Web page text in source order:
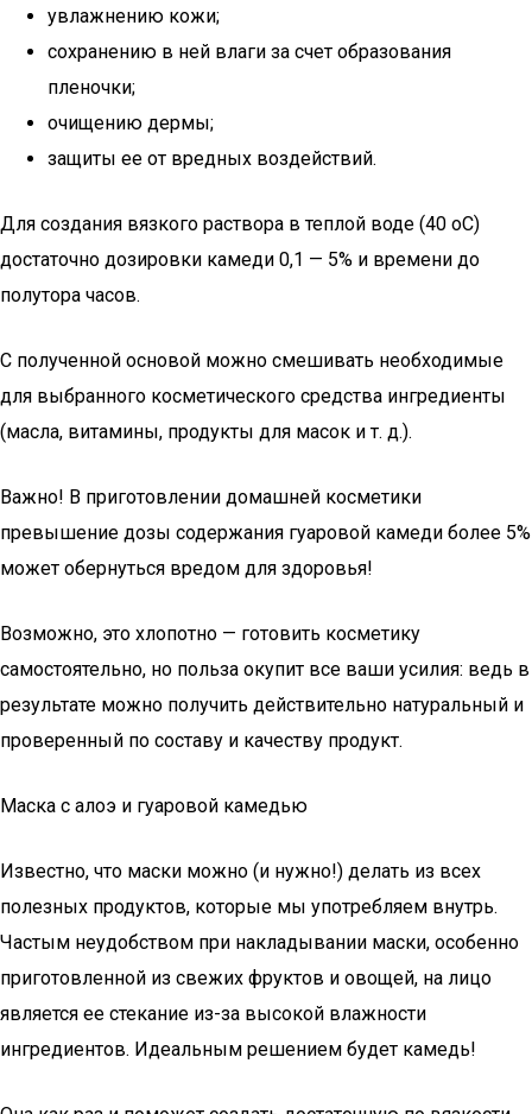
увлажнению кожи;
сохранению в ней влаги за счет образования
пленочки;
очищению дермы;
защиты ее от вредных воздействий.
Для создания вязкого раствора в теплой воде (40 оС)
достаточно дозировки камеди 0,1 — 5% и времени до
полутора часов.
С полученной основой можно смешивать необходимые
для выбранного косметического средства ингредиенты
(масла, витамины, продукты для масок и т. д.).
Важно! В приготовлении домашней косметики
превышение дозы содержания гуаровой камеди более 5%
может обернуться вредом для здоровья!
Возможно, это хлопотно — готовить косметику
самостоятельно, но польза окупит все ваши усилия: ведь в
результате можно получить действительно натуральный и
проверенный по составу и качеству продукт.
Маска с алоэ и гуаровой камедью
Известно, что маски можно (и нужно!) делать из всех
полезных продуктов, которые мы употребляем внутрь.
Частым неудобством при накладывании маски, особенно
приготовленной из свежих фруктов и овощей, на лицо
является ее стекание из-за высокой влажности
ингредиентов. Идеальным решением будет камедь!